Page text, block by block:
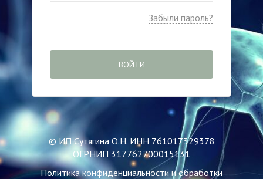
Забыли пароль?
ВОЙТИ
© ИП Сутягина О.Н. ИНН 761017329378
ОГРНИП 317762700015131
Политика конфиденциальности и обработки